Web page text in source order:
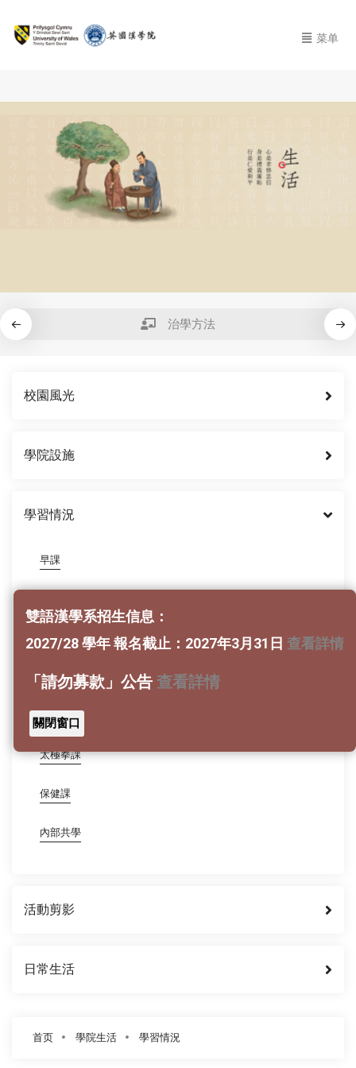
菜单
治學方法
校園風光
學院設施
學習情況
早課
複講
六和敬共學
書法課
太極拳課
保健課
內部共學
活動剪影
日常生活
首页 學院生活 學習情況
雙語漢學系招生信息：
2027/28 學年 報名截止：2027年3月31日 查看詳情
「請勿募款」公告 查看詳情
關閉窗口